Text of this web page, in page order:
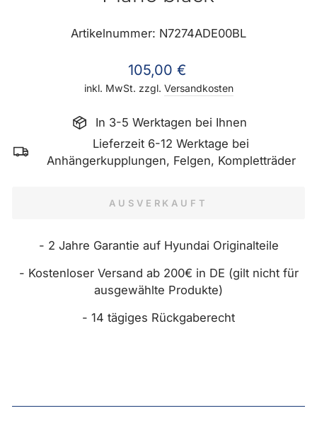
Artikelnummer: N7274ADE00BL
Normaler
Preis
105,00 €
inkl. MwSt. zzgl. Versandkosten
In 3-5 Werktagen bei Ihnen
Lieferzeit 6-12 Werktage bei
Anhängerkupplungen, Felgen, Kompletträder
AUSVERKAUFT
- 2 Jahre Garantie auf Hyundai Originalteile
- Kostenloser Versand ab 200€ in DE (gilt nicht für
ausgewählte Produkte)
- 14 tägiges Rückgaberecht